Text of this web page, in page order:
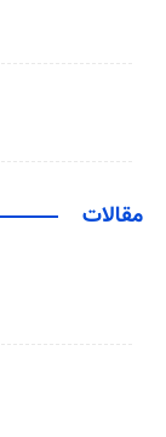
مقالات